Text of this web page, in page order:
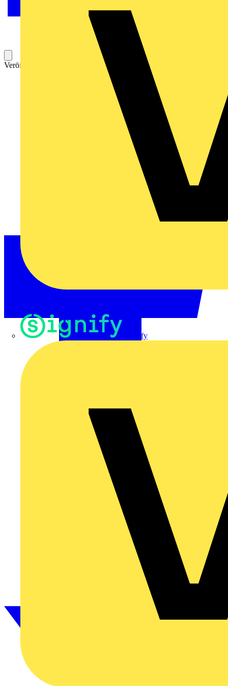
Signify
Veröffentlicht: 19. November 2009 Kategorie: News